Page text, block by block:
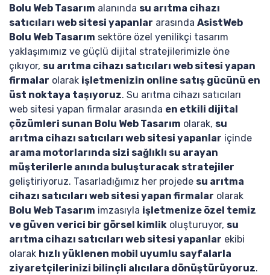
Bolu Web Tasarım alanında su arıtma cihazı
satıcıları web sitesi yapanlar arasında AsistWeb
Bolu Web Tasarım sektöre özel yenilikçi tasarım
yaklaşımımız ve güçlü dijital stratejilerimizle öne
çıkıyor, su arıtma cihazı satıcıları web sitesi yapan
firmalar olarak işletmenizin online satış gücünü en
üst noktaya taşıyoruz. Su arıtma cihazı satıcıları
web sitesi yapan firmalar arasında en etkili dijital
çözümleri sunan Bolu Web Tasarım olarak, su
arıtma cihazı satıcıları web sitesi yapanlar içinde
arama motorlarında sizi sağlıklı su arayan
müşterilerle anında buluşturacak stratejiler
geliştiriyoruz. Tasarladığımız her projede su arıtma
cihazı satıcıları web sitesi yapan firmalar olarak
Bolu Web Tasarım imzasıyla işletmenize özel temiz
ve güven verici bir görsel kimlik oluşturuyor, su
arıtma cihazı satıcıları web sitesi yapanlar ekibi
olarak hızlı yüklenen mobil uyumlu sayfalarla
ziyaretçilerinizi bilinçli alıcılara dönüştürüyoruz.